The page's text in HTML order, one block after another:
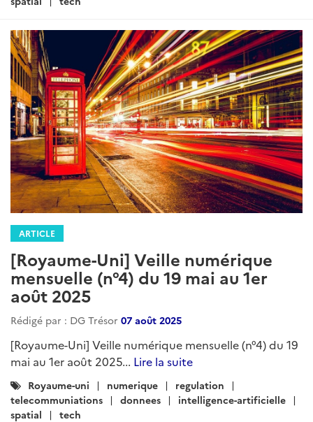
ARTICLE
[Royaume-Uni] Veille numérique
mensuelle (n°4) du 19 mai au 1er
août 2025
Rédigé par : DG Trésor 07 août 2025
[Royaume-Uni] Veille numérique mensuelle (n°4) du 19
mai au 1er août 2025... Lire la suite
Catégories
:
Royaume-uni numerique
regulation
telecommuniations
donnees
intelligence-artificielle
spatial
tech